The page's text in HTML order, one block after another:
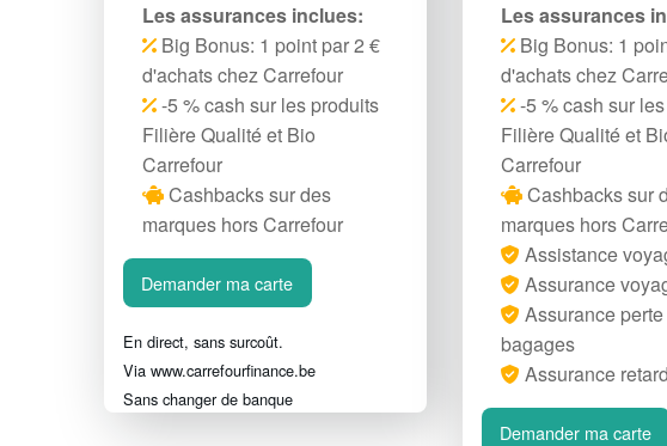
Les assurances inclues:
Big Bonus: 1 point par 2 €
d'achats chez Carrefour
-5 % cash sur les produits
Filière Qualité et Bio
Carrefour
Cashbacks sur des
marques hors Carrefour
Demander ma carte
En direct, sans surcoût.
Via www.carrefourfinance.be
Sans changer de banque
Les assurances
Big Bonus: 1
d'achats chez
-5 % cash sur
Filière Qualité et
Carrefour
Cashbacks sur
marques hors
Assistance
Assurance
Assurance
bagages
Assurance
Demander ma carte